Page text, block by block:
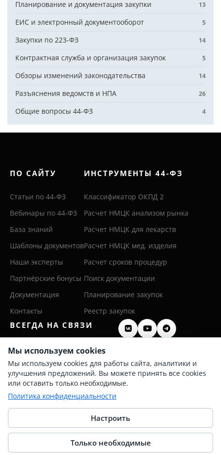
Планирование и документация закупки 13
ЕИС и электронный документооборот 5
Закупки по 223-ФЗ 14
Контрактная служба и организация закупок 5
Обзоры изменений законодательства 14
Разъяснения ведомств и НПА 26
Общие вопросы 44-ФЗ 4
ПО САЙТУ
Статьи по 44-ФЗ
Вебинары по 44-ФЗ
База знаний
Шаблоны документов
Наши эксперты
Партнёрские бонусы
Документация
Контакты
ИНСТРУМЕНТЫ 44-ФЗ
Классификатор ОКПД 2
Расчет НМЦК анализом рынка
Расчет НМЦК для лекарств
Расчет НМЦК мед. изделия
Расчет сроков процедур
Поиск документации
Планирование закупок
Реестр закупок
ВСЕГДА НА СВЯЗИ
8 (800) 600 26 50
8 (342) 255 36 00
info@persis.ru
Политика конфиденциальности
Согласие на обработку ПД
Мы используем cookies
Мы используем cookies для работы сайта, аналитики и
улучшения предложений. Вы можете принять все cookies
или оставить только необходимые.
Политика конфиденциальности
Настроить
Только необходимые